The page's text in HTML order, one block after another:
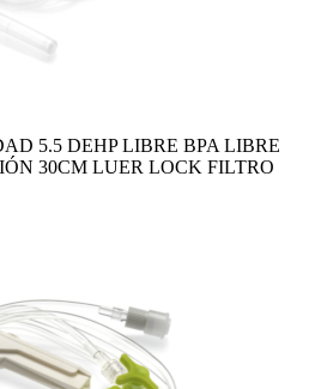
5.5 DEHP LIBRE BPA LIBRE
30CM LUER LOCK FILTRO